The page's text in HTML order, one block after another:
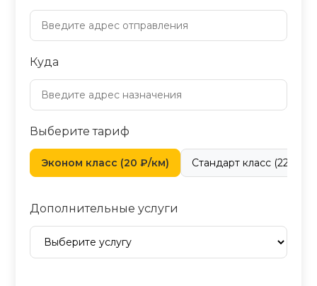
Куда
Выберите тариф
Эконом класс (20 ₽/км) Стандарт класс (22 ₽/
Дополнительные услуги